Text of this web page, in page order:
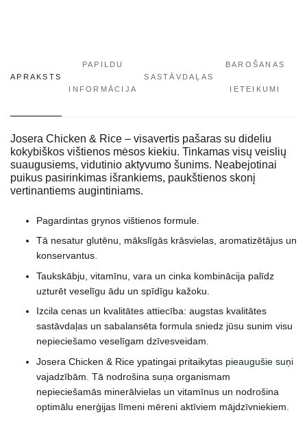
APRAKSTS
PAPILDU
INFORMĀCIJA
SASTĀVDAĻAS
BAROŠANAS
IETEIKUMI
Josera Chicken & Rice – visavertis pašaras su dideliu
kokybiškos vištienos mėsos kiekiu. Tinkamas visų veislių
suaugusiems, vidutinio aktyvumo šunims. Neabejotinai
puikus pasirinkimas išrankiems, paukštienos skonį
vertinantiems augintiniams.
Pagardintas grynos vištienos formule.
Tā nesatur glutēnu, mākslīgās krāsvielas, aromatizētājus un
konservantus.
Taukskābju, vitamīnu, vara un cinka kombinācija palīdz
uzturēt veselīgu ādu un spīdīgu kažoku.
Izcila cenas un kvalitātes attiecība: augstas kvalitātes
sastāvdaļas un sabalansēta formula sniedz jūsu sunim visu
nepieciešamo veselīgam dzīvesveidam.
Josera Chicken & Rice ypatingai pritaikytas pieaugušie suņi
vajadzībām. Tā nodrošina suņa organismam
nepieciešamās minerālvielas un vitamīnus un nodrošina
optimālu enerģijas līmeni mēreni aktīviem mājdzīvniekiem.